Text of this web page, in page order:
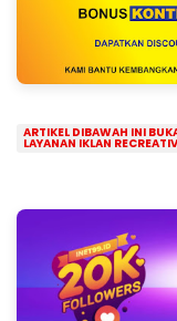
ARTIKEL DIBAWAH INI
LAYANAN IKLAN